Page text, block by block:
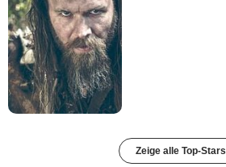
Zeige alle Top-Stars